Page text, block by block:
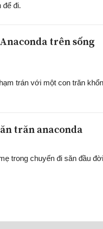
để đi.
trên sống
trán với một con trăn
trăn anaconda
trong chuyến đi săn đầu